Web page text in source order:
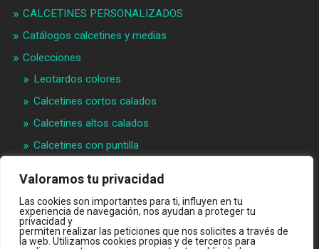
Valoramos tu privacidad
Las cookies son importantes para ti, influyen en tu
experiencia de navegación, nos ayudan a proteger tu
privacidad y
permiten realizar las peticiones que nos solicites a través de
la web. Utilizamos cookies propias y de terceros para
CALCETINES PERSONALIZADOS
Catálogos calcetines y medias
Colecciones
Leotardos colores
Calcetines cortos calados
Calcetines altos calados
Calcetines con puntilla
Materias primeras
Videos
Quiénes somos